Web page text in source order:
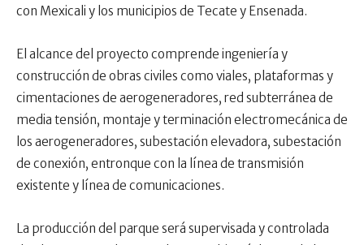
con Mexicali y los municipios de Tecate y Ensenada.
El alcance del proyecto comprende ingeniería y
construcción de obras civiles como viales, plataformas y
cimentaciones de aerogeneradores, red subterránea de
media tensión, montaje y terminación electromecánica de
los aerogeneradores, subestación elevadora, subestación
de conexión, entronque con la línea de transmisión
existente y línea de comunicaciones.
La producción del parque será supervisada y controlada